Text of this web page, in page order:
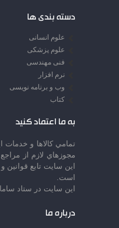
دسته بندی ها
علوم انسانی
علوم پزشکی
فنی مهندسی
نرم افزار
وب و برنامه نویسی
کتاب
به ما اعتماد کنید
تمامي كالاها و
مجوزهاي لازم از
اين سايت تابع
است.
این سایت در ستاد
درباره ما